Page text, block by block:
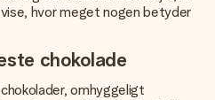
hvor meget nogen betyder
chokolade
omhyggeligt